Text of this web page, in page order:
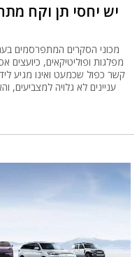
מכוני הסקרים המתפרסמים
מפלגות ופוליטיקאים, כיועצים
קשר כפול שכמעט ואינו מגיע
עניינים לא גלויה